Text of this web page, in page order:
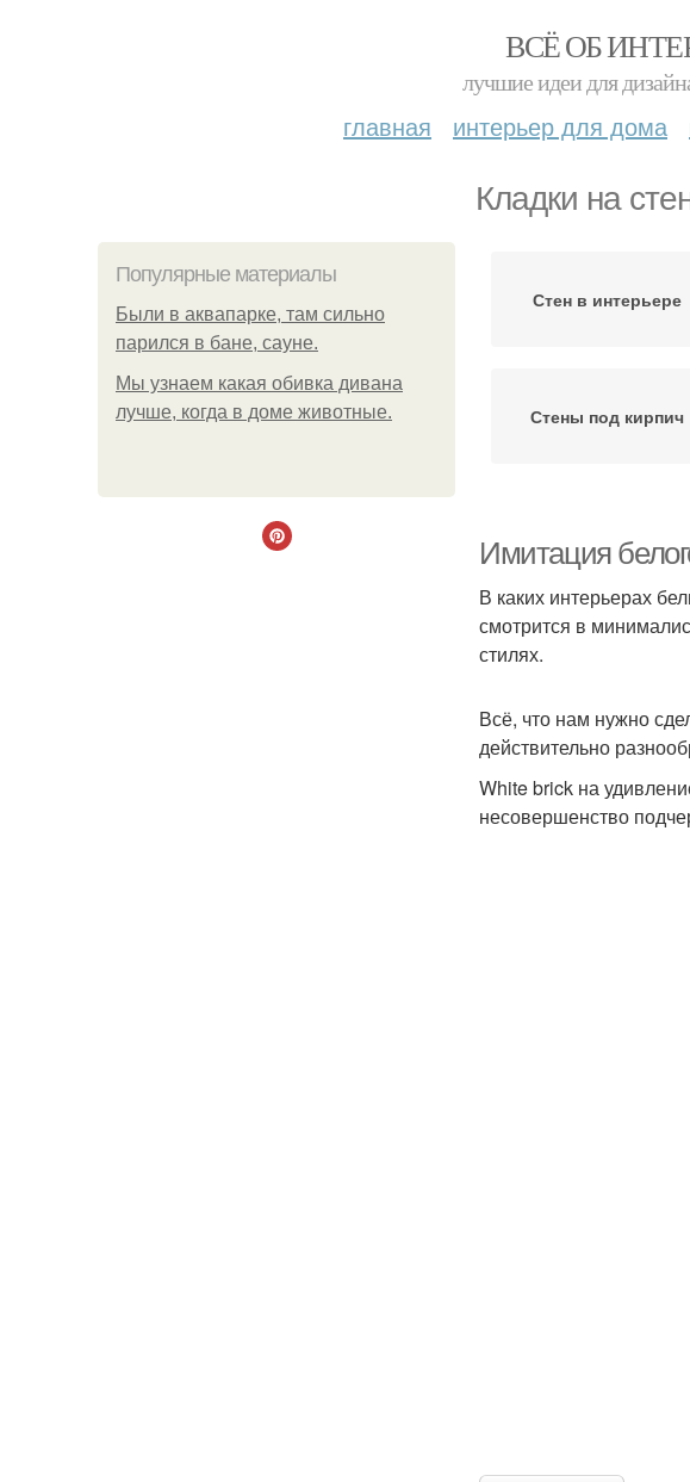
ВСЁ ОБ
лучшие идеи для
главная интерьер для дома
Кладки на
Популярные материалы
Были в аквапарке, там сильно
парился в бане, сауне.
Мы узнаем какая обивка дивана
лучше, когда в доме животные.
Стен в интерьере
Стены под кирпич
Имитация
В каких интерьерах
смотрится в
стилях.
Всё, что нам нужно
действительно
White brick на
несовершенство